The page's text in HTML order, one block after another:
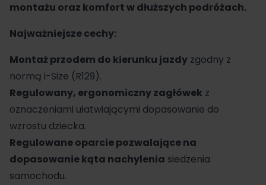
montażu oraz komfort w dłuższych podróżach.
Najważniejsze cechy:
Montaż przodem do kierunku jazdy zgodny z
normą i-Size (R129).
Regulowany, ergonomiczny zagłówek z
oznaczeniami ułatwiającymi dopasowanie do
wzrostu dziecka.
Regulowane oparcie pozwalające na
dopasowanie kąta nachylenia siedzenia
samochodu.